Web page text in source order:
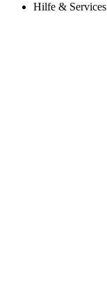
Hilfe & Services